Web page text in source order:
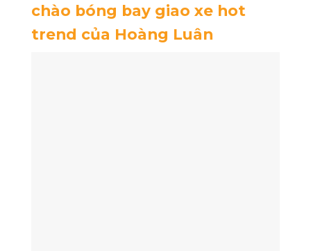
chào bóng bay giao xe hot
trend của Hoàng Luân